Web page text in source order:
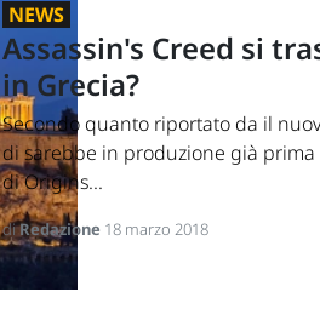
NEWS
Assassin's Creed si
in Grecia?
Secondo quanto riportato da il
di sarebbe in produzione già
di Origins...
diRedazione 18 marzo 2018